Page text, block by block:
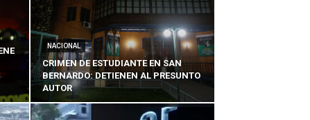
NACIONAL
CRIMEN DE ESTUDIANTE EN SAN
BERNARDO: DETIENEN AL PRESUNTO
AUTOR